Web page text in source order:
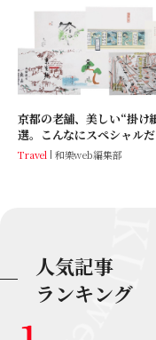
京都の老舗、美しい“掛け
選。こんなにスペシャルだ
Travel 和樂web編集部
人気記事
ランキング